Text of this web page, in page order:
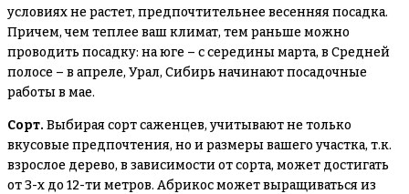
условиях не растет, предпочтительнее весенняя посадка.
Причем, чем теплее ваш климат, тем раньше можно
проводить посадку: на юге – с середины марта, в Средней
полосе – в апреле, Урал, Сибирь начинают посадочные
работы в мае.
Сорт. Выбирая сорт саженцев, учитывают не только
вкусовые предпочтения, но и размеры вашего участка, т.к.
взрослое дерево, в зависимости от сорта, может достигать
от 3-х до 12-ти метров. Абрикос может выращиваться из